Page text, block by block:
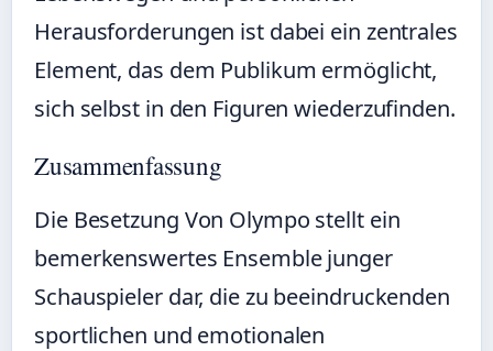
Herausforderungen ist dabei ein zentrales
Element, das dem Publikum ermöglicht,
sich selbst in den Figuren wiederzufinden.
Zusammenfassung
Die Besetzung Von Olympo stellt ein
bemerkenswertes Ensemble junger
Schauspieler dar, die zu beeindruckenden
sportlichen und emotionalen